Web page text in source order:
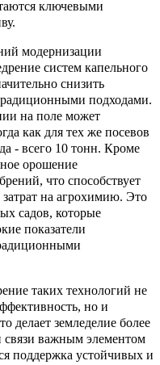
ключевыми
модернизации
систем капельного
снизить
подходами.
на поле может
как для тех же посевов
- всего 10 тонн. Кроме
орошение
что способствует
на агрохимию. Это
садов, которые
показатели
таких технологий не
но и
делает земледелие более
связи важным элементом
поддержка устойчивых и